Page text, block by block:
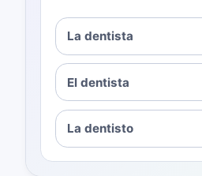
La dentista
El dentista
La dentisto